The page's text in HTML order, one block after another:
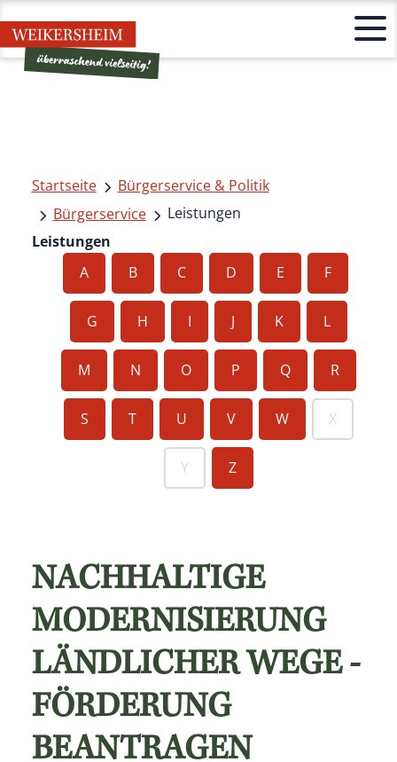
Startseite
Bürgerservice & Politik
Bürgerservice
Leistungen
Leistungen
A
B C D E F
G H I J K L
M N O P Q R
S T U V W X
Y Z
NACHHALTIGE
MODERNISIERUNG
LÄNDLICHER WEGE -
FÖRDERUNG
BEANTRAGEN